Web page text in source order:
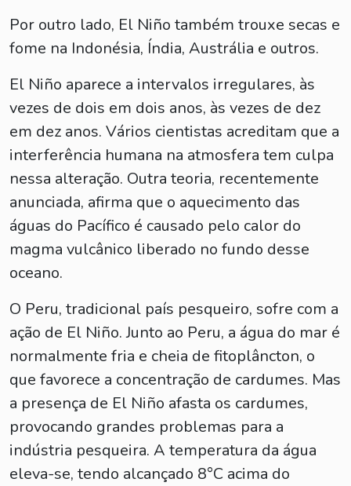
Por outro lado, El Niño também trouxe secas e
fome na Indonésia, Índia, Austrália e outros.
El Niño aparece a intervalos irregulares, às
vezes de dois em dois anos, às vezes de dez
em dez anos. Vários cientistas acreditam que a
interferência humana na atmosfera tem culpa
nessa alteração. Outra teoria, recentemente
anunciada, afirma que o aquecimento das
águas do Pacífico é causado pelo calor do
magma vulcânico liberado no fundo desse
oceano.
O Peru, tradicional país pesqueiro, sofre com a
ação de El Niño. Junto ao Peru, a água do mar é
normalmente fria e cheia de fitoplâncton, o
que favorece a concentração de cardumes. Mas
a presença de El Niño afasta os cardumes,
provocando grandes problemas para a
indústria pesqueira. A temperatura da água
eleva-se, tendo alcançado 8°C acima do